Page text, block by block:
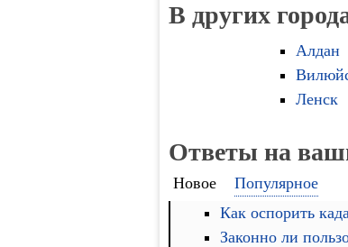
В других
Алдан
Ленск
Ответы на
Новое
Популярное
Как оспорить
Законно ли